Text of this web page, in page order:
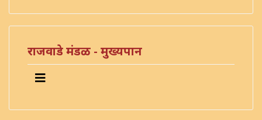
राजवाडे मंडळ - मुख्यपान